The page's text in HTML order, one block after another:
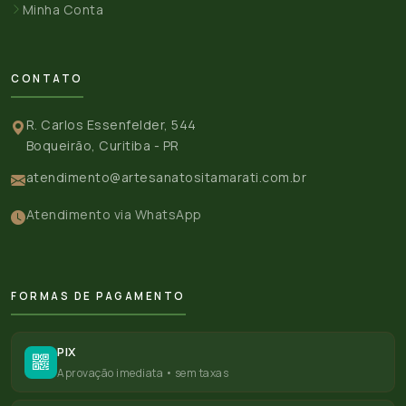
Minha Conta
CONTATO
R. Carlos Essenfelder, 544
Boqueirão, Curitiba - PR
atendimento@artesanatositamarati.com.br
Atendimento via WhatsApp
FORMAS DE PAGAMENTO
PIX
Aprovação imediata • sem taxas